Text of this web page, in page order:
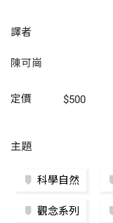
譯者
陳可崗
定價 $500
主題
科學自然
觀念系列